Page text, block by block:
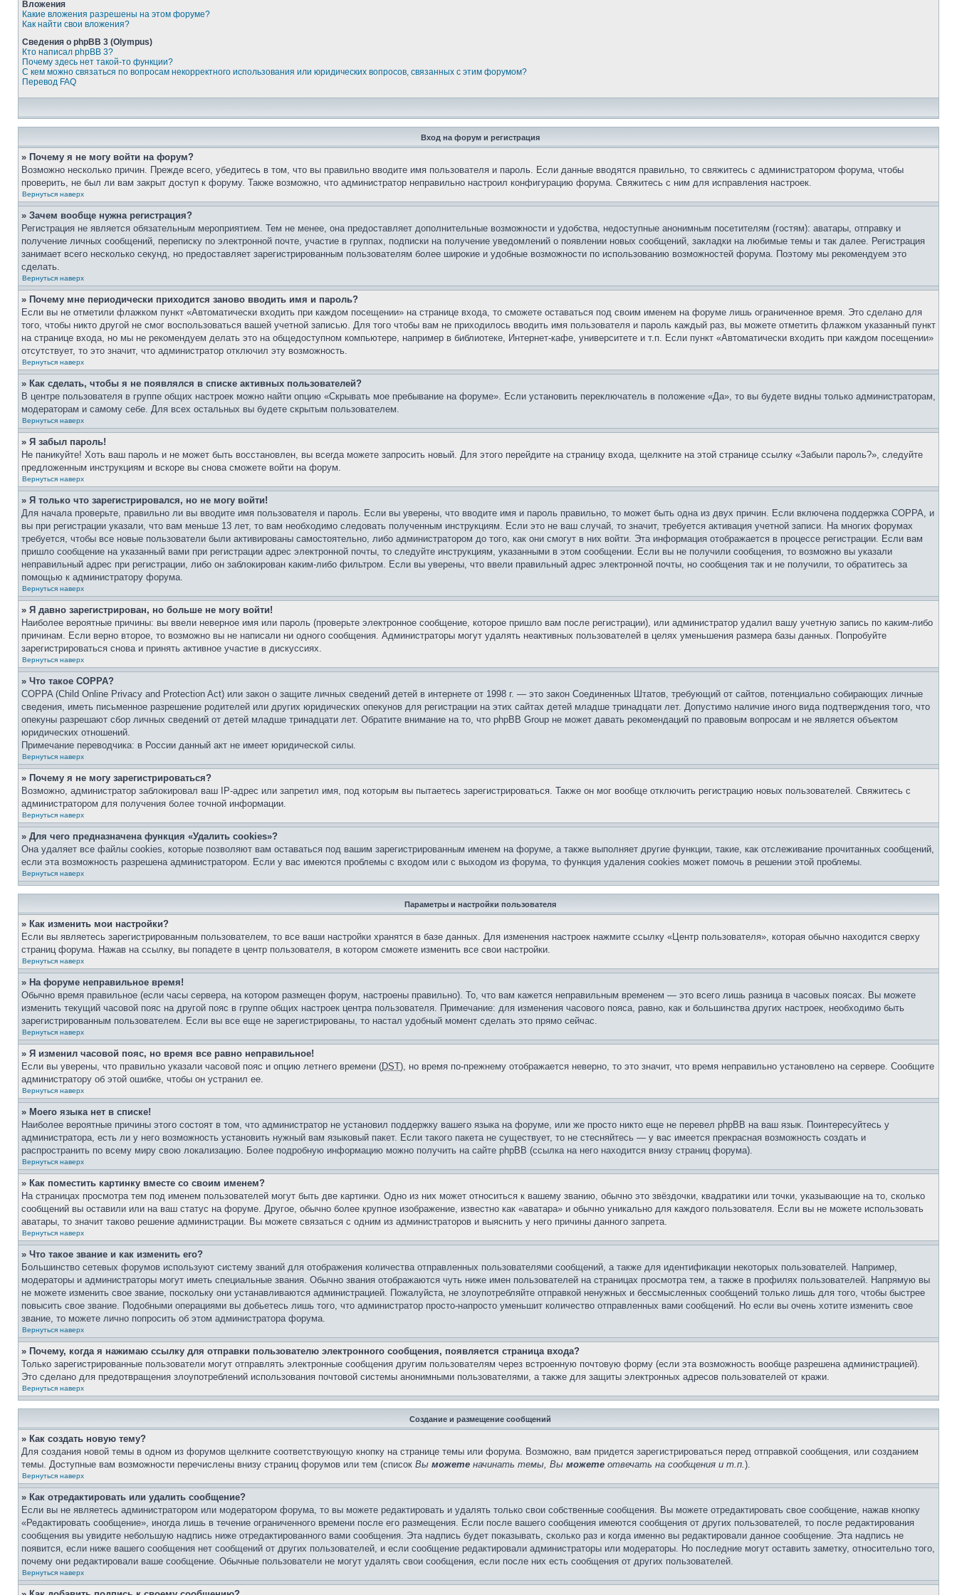
Вложения
Какие вложения разрешены на этом форуме?
Как найти свои вложения?
Сведения о phpBB 3 (Olympus)
Кто написал phpBB 3?
Почему здесь нет такой-то функции?
С кем можно связаться по вопросам некорректного использования или юридических вопросов, связанных с этим форумом?
Перевод FAQ
Вход на форум и регистрация
» Почему я не могу войти на форум?
Возможно несколько причин. Прежде всего, убедитесь в том, что вы правильно вводите имя пользователя и пароль. Если данные вводятся правильно, то свяжитесь с администратором форума, чтобы
проверить, не был ли вам закрыт доступ к форуму. Также возможно, что администратор неправильно настроил конфигурацию форума. Свяжитесь с ним для исправления настроек.
Вернуться наверх
» Зачем вообще нужна регистрация?
Регистрация не является обязательным мероприятием. Тем не менее, она предоставляет дополнительные возможности и удобства, недоступные анонимным посетителям (гостям): аватары, отправку и
получение личных сообщений, переписку по электронной почте, участие в группах, подписки на получение уведомлений о появлении новых сообщений, закладки на любимые темы и так далее. Регистрация
занимает всего несколько секунд, но предоставляет зарегистрированным пользователям более широкие и удобные возможности по использованию возможностей форума. Поэтому мы рекомендуем это
сделать.
Вернуться наверх
» Почему мне периодически приходится заново вводить имя и пароль?
Если вы не отметили флажком пункт «Автоматически входить при каждом посещении» на странице входа, то сможете оставаться под своим именем на форуме лишь ограниченное время. Это сделано для
того, чтобы никто другой не смог воспользоваться вашей учетной записью. Для того чтобы вам не приходилось вводить имя пользователя и пароль каждый раз, вы можете отметить флажком указанный пункт
на странице входа, но мы не рекомендуем делать это на общедоступном компьютере, например в библиотеке, Интернет-кафе, университете и т.п. Если пункт «Автоматически входить при каждом посещении»
отсутствует, то это значит, что администратор отключил эту возможность.
Вернуться наверх
» Как сделать, чтобы я не появлялся в списке активных пользователей?
В центре пользователя в группе общих настроек можно найти опцию «Скрывать мое пребывание на форуме». Если установить переключатель в положение «Да», то вы будете видны только администраторам,
модераторам и самому себе. Для всех остальных вы будете скрытым пользователем.
Вернуться наверх
» Я забыл пароль!
Не паникуйте! Хоть ваш пароль и не может быть восстановлен, вы всегда можете запросить новый. Для этого перейдите на страницу входа, щелкните на этой странице ссылку «Забыли пароль?», следуйте
предложенным инструкциям и вскоре вы снова сможете войти на форум.
Вернуться наверх
» Я только что зарегистрировался, но не могу войти!
Для начала проверьте, правильно ли вы вводите имя пользователя и пароль. Если вы уверены, что вводите имя и пароль правильно, то может быть одна из двух причин. Если включена поддержка COPPA, и
вы при регистрации указали, что вам меньше 13 лет, то вам необходимо следовать полученным инструкциям. Если это не ваш случай, то значит, требуется активация учетной записи. На многих форумах
требуется, чтобы все новые пользователи были активированы самостоятельно, либо администратором до того, как они смогут в них войти. Эта информация отображается в процессе регистрации. Если вам
пришло сообщение на указанный вами при регистрации адрес электронной почты, то следуйте инструкциям, указанными в этом сообщении. Если вы не получили сообщения, то возможно вы указали
неправильный адрес при регистрации, либо он заблокирован каким-либо фильтром. Если вы уверены, что ввели правильный адрес электронной почты, но сообщения так и не получили, то обратитесь за
помощью к администратору форума.
Вернуться наверх
» Я давно зарегистрирован, но больше не могу войти!
Наиболее вероятные причины: вы ввели неверное имя или пароль (проверьте электронное сообщение, которое пришло вам после регистрации), или администратор удалил вашу учетную запись по каким-либо
причинам. Если верно второе, то возможно вы не написали ни одного сообщения. Администраторы могут удалять неактивных пользователей в целях уменьшения размера базы данных. Попробуйте
зарегистрироваться снова и принять активное участие в дискуссиях.
Вернуться наверх
» Что такое COPPA?
COPPA (Child Online Privacy and Protection Act) или закон о защите личных сведений детей в интернете от 1998 г. — это закон Соединенных Штатов, требующий от сайтов, потенциально собирающих личные
сведения, иметь письменное разрешение родителей или других юридических опекунов для регистрации на этих сайтах детей младше тринадцати лет. Допустимо наличие иного вида подтверждения того, что
опекуны разрешают сбор личных сведений от детей младше тринадцати лет. Обратите внимание на то, что phpBB Group не может давать рекомендаций по правовым вопросам и не является объектом
юридических отношений.
Примечание переводчика: в России данный акт не имеет юридической силы.
Вернуться наверх
» Почему я не могу зарегистрироваться?
Возможно, администратор заблокировал ваш IP-адрес или запретил имя, под которым вы пытаетесь зарегистрироваться. Также он мог вообще отключить регистрацию новых пользователей. Свяжитесь с
администратором для получения более точной информации.
Вернуться наверх
» Для чего предназначена функция «Удалить cookies»?
Она удаляет все файлы cookies, которые позволяют вам оставаться под вашим зарегистрированным именем на форуме, а также выполняет другие функции, такие, как отслеживание прочитанных сообщений,
если эта возможность разрешена администратором. Если у вас имеются проблемы с входом или с выходом из форума, то функция удаления cookies может помочь в решении этой проблемы.
Вернуться наверх
Параметры и настройки пользователя
» Как изменить мои настройки?
Если вы являетесь зарегистрированным пользователем, то все ваши настройки хранятся в базе данных. Для изменения настроек нажмите ссылку «Центр пользователя», которая обычно находится сверху
страниц форума. Нажав на ссылку, вы попадете в центр пользователя, в котором сможете изменить все свои настройки.
Вернуться наверх
» На форуме неправильное время!
Обычно время правильное (если часы сервера, на котором размещен форум, настроены правильно). То, что вам кажется неправильным временем — это всего лишь разница в часовых поясах. Вы можете
изменить текущий часовой пояс на другой пояс в группе общих настроек центра пользователя. Примечание: для изменения часового пояса, равно, как и большинства других настроек, необходимо быть
зарегистрированным пользователем. Если вы все еще не зарегистрированы, то настал удобный момент сделать это прямо сейчас.
Вернуться наверх
» Я изменил часовой пояс, но время все равно неправильное!
Если вы уверены, что правильно указали часовой пояс и опцию летнего времени (DST), но время по-прежнему отображается неверно, то это значит, что время неправильно установлено на сервере. Сообщите
администратору об этой ошибке, чтобы он устранил ее.
Вернуться наверх
» Моего языка нет в списке!
Наиболее вероятные причины этого состоят в том, что администратор не установил поддержку вашего языка на форуме, или же просто никто еще не перевел phpBB на ваш язык. Поинтересуйтесь у
администратора, есть ли у него возможность установить нужный вам языковый пакет. Если такого пакета не существует, то не стесняйтесь — у вас имеется прекрасная возможность создать и
распространить по всему миру свою локализацию. Более подробную информацию можно получить на сайте phpBB (ссылка на него находится внизу страниц форума).
Вернуться наверх
» Как поместить картинку вместе со своим именем?
На страницах просмотра тем под именем пользователей могут быть две картинки. Одно из них может относиться к вашему званию, обычно это звёздочки, квадратики или точки, указывающие на то, сколько
сообщений вы оставили или на ваш статус на форуме. Другое, обычно более крупное изображение, известно как «аватара» и обычно уникально для каждого пользователя. Если вы не можете использовать
аватары, то значит таково решение администрации. Вы можете связаться с одним из администраторов и выяснить у него причины данного запрета.
Вернуться наверх
» Что такое звание и как изменить его?
Большинство сетевых форумов используют систему званий для отображения количества отправленных пользователями сообщений, а также для идентификации некоторых пользователей. Например,
модераторы и администраторы могут иметь специальные звания. Обычно звания отображаются чуть ниже имен пользователей на страницах просмотра тем, а также в профилях пользователей. Напрямую вы
не можете изменить свое звание, поскольку они устанавливаются администрацией. Пожалуйста, не злоупотребляйте отправкой ненужных и бессмысленных сообщений только лишь для того, чтобы быстрее
повысить свое звание. Подобными операциями вы добьетесь лишь того, что администратор просто-напросто уменьшит количество отправленных вами сообщений. Но если вы очень хотите изменить свое
звание, то можете лично попросить об этом администратора форума.
Вернуться наверх
» Почему, когда я нажимаю ссылку для отправки пользователю электронного сообщения, появляется страница входа?
Только зарегистрированные пользователи могут отправлять электронные сообщения другим пользователям через встроенную почтовую форму (если эта возможность вообще разрешена администрацией).
Это сделано для предотвращения злоупотреблений использования почтовой системы анонимными пользователями, а также для защиты электронных адресов пользователей от кражи.
Вернуться наверх
Создание и размещение сообщений
» Как создать новую тему?
Для создания новой темы в одном из форумов щелкните соответствующую кнопку на странице темы или форума. Возможно, вам придется зарегистрироваться перед отправкой сообщения, или созданием
темы. Доступные вам возможности перечислены внизу страниц форумов или тем (список Вы можете начинать темы, Вы можете отвечать на сообщения и т.п.).
Вернуться наверх
» Как отредактировать или удалить сообщение?
Если вы не являетесь администратором или модератором форума, то вы можете редактировать и удалять только свои собственные сообщения. Вы можете отредактировать свое сообщение, нажав кнопку
«Редактировать сообщение», иногда лишь в течение ограниченного времени после его размещения. Если после вашего сообщения имеются сообщения от других пользователей, то после редактирования
сообщения вы увидите небольшую надпись ниже отредактированного вами сообщения. Эта надпись будет показывать, сколько раз и когда именно вы редактировали данное сообщение. Эта надпись не
появится, если ниже вашего сообщения нет сообщений от других пользователей, и если сообщение редактировали администраторы или модераторы. Но последние могут оставить заметку, относительно того,
почему они редактировали ваше сообщение. Обычные пользователи не могут удалять свои сообщения, если после них есть сообщения от других пользователей.
Вернуться наверх